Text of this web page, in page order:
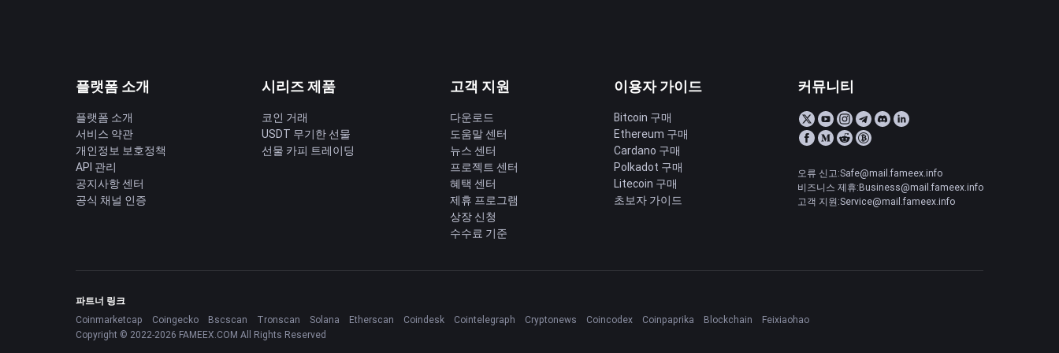
플랫폼 소개
플랫폼 소개
서비스 약관
개인정보 보호정책
API 관리
공지사항 센터
공식 채널 인증
시리즈 제품
코인 거래
USDT 무기한 선물
선물 카피 트레이딩
고객 지원
다운로드
도움말 센터
뉴스 센터
프로젝트 센터
혜택 센터
제휴 프로그램
상장 신청
수수료 기준
이용자 가이드
Bitcoin 구매
Ethereum 구매
Cardano 구매
Polkadot 구매
Litecoin 구매
초보자 가이드
커뮤니티
오류 신고:Safe@mail.fameex.info
비즈니스 제휴:Business@mail.fameex.info
고객 지원:Service@mail.fameex.info
파트너 링크
Coinmarketcap
Coingecko Bscscan Tronscan Solana Etherscan Coindesk Cointelegraph Cryptonews Coincodex Coinpaprika Blockchain
Feixiaohao
Copyright © 2022-2026 FAMEEX.COM All Rights Reserved